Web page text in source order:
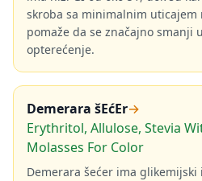
skroba sa minimalnim uticajem
pomaže da se značajno smanji
opterećenje.
Demerara šEćEr→
Erythritol, Allulose, Stevia
Molasses For Color
Demerara šećer ima glikemijski